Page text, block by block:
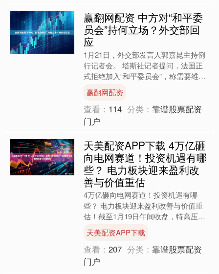
赢翻网配资 中方对“和平委
员会”持何立场？外交部回
应
1月21日，外交部发言人郭嘉昆主持例
行记者会。 塔斯社记者提问，法国正
式拒绝加入“和平委员会”，称需要维护
联合国的原则，中方对该委员会持何立
场？中方是否认为此类....
赢翻网配资
查看： 114 分类：靠谱股票配资
门户
天美配资APP下载 4万亿砸
向电网赛道！投资机遇有哪
些？ 电力板块迎来盈利改
善与价值重估
4万亿砸向电网赛道！投资机遇有哪
些？ 电力板块迎来盈利改善与价值重
估！截至1月19日午间收盘，特高压板
块涨超5%，领跑市场。电科院涨超
15%，汉缆股份、大连电瓷....
天美配资APP下载
查看：207 分类：靠谱股票配资
门户